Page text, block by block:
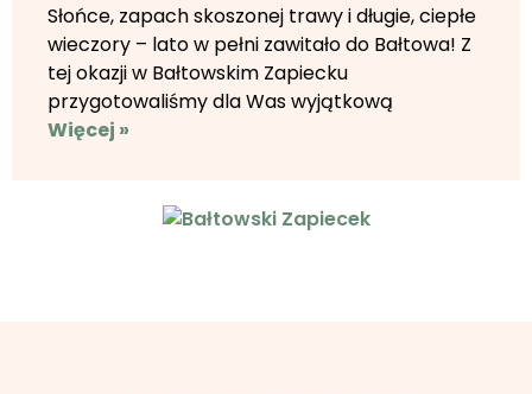
Słońce, zapach skoszonej trawy i długie, ciepłe
wieczory – lato w pełni zawitało do Bałtowa! Z
tej okazji w Bałtowskim Zapiecku
przygotowaliśmy dla Was wyjątkową
Więcej »